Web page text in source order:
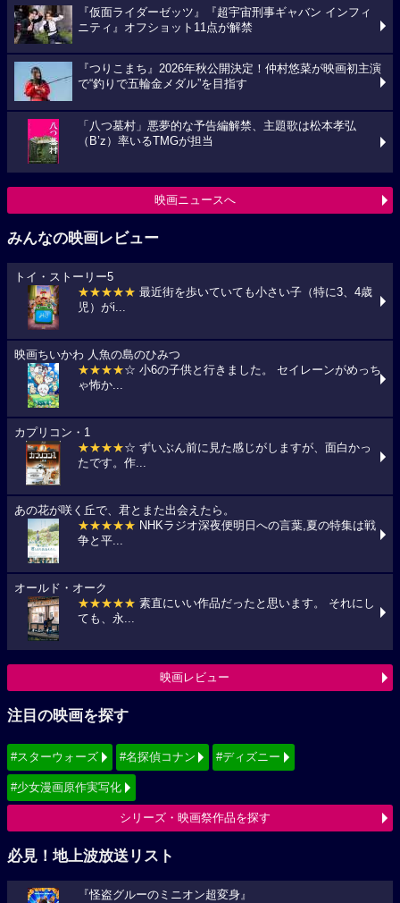
『仮面ライダーゼッツ』『超宇宙刑事ギャバン インフィ
ニティ』オフショット11点が解禁
『つりこまち』2026年秋公開決定！仲村悠菜が映画初主演
で“釣りで五輪金メダル”を目指す
「八つ墓村」悪夢的な予告編解禁、主題歌は松本孝弘
（B’z）率いるTMGが担当
映画ニュースへ
みんなの映画レビュー
トイ・ストーリー5
★★★★★ 最近街を歩いていても小さい子（特に3、4歳
児）がi...
映画ちいかわ 人魚の島のひみつ
★★★★☆ 小6の子供と行きました。 セイレーンがめっち
ゃ怖か...
カプリコン・1
★★★★☆ ずいぶん前に見た感じがしますが、面白かっ
たです。作...
あの花が咲く丘で、君とまた出会えたら。
★★★★★ NHKラジオ深夜便明日への言葉,夏の特集は戦
争と平...
オールド・オーク
★★★★★ 素直にいい作品だったと思います。 それにし
ても、永...
映画レビュー
注目の映画を探す
#スターウォーズ #名探偵コナン #ディズニー
#少女漫画原作実写化
シリーズ・映画祭作品を探す
必見！地上波放送リスト
『怪盗グルーのミニオン超変身』